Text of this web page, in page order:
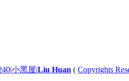
|小黑屋|Liu Huan ( Copyrights